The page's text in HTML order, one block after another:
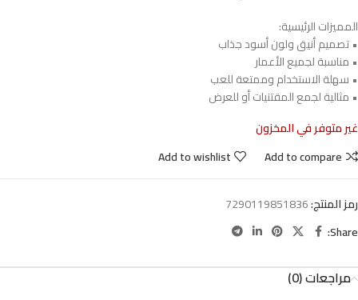
المميزات الرئيسية:
• تصميم أنيق ولون أسود جذاب
• مناسبة لجميع الأعمار
• سهلة الاستخدام وممتعة للعب
• مثالية لجمع المقتنيات أو للعرض
غير متوفر في المخزون
Add to compare
Add to wishlist
رمز المنتج:7290119851836
Share:
مراجعات (0)